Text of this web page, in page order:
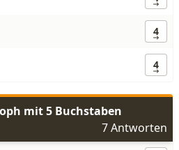
4
4
mit 5 Buchstaben
7 Antworten